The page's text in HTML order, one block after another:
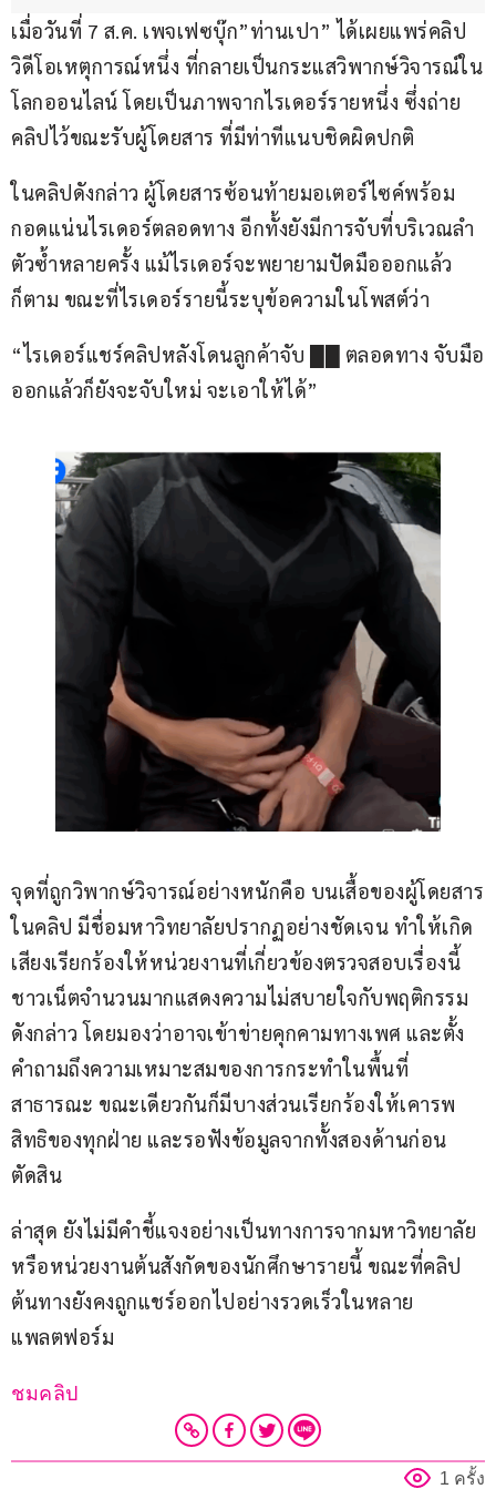
เมื่อวันที่ 7 ส.ค. เพจเฟซบุ๊ก”ท่านเปา” ได้เผยแพร่คลิป
วิดีโอเหตุการณ์หนึ่ง ที่กลายเป็นกระแสวิพากษ์วิจารณ์ใน
โลกออนไลน์ โดยเป็นภาพจากไรเดอร์รายหนึ่ง ซึ่งถ่าย
คลิปไว้ขณะรับผู้โดยสาร ที่มีท่าทีแนบชิดผิดปกติ
ในคลิปดังกล่าว ผู้โดยสารซ้อนท้ายมอเตอร์ไซค์พร้อม
กอดแน่นไรเดอร์ตลอดทาง อีกทั้งยังมีการจับที่บริเวณลำ
ตัวซ้ำหลายครั้ง แม้ไรเดอร์จะพยายามปัดมือออกแล้ว
ก็ตาม ขณะที่ไรเดอร์รายนี้ระบุข้อความในโพสต์ว่า
“ไรเดอร์แชร์คลิปหลังโดนลูกค้าจับ ██ ตลอดทาง จับมือ
ออกแล้วก็ยังจะจับใหม่ จะเอาให้ได้”
จุดที่ถูกวิพากษ์วิจารณ์อย่างหนักคือ บนเสื้อของผู้โดยสาร
ในคลิป มีชื่อมหาวิทยาลัยปรากฏอย่างชัดเจน ทำให้เกิด
เสียงเรียกร้องให้หน่วยงานที่เกี่ยวข้องตรวจสอบเรื่องนี้
ชาวเน็ตจำนวนมากแสดงความไม่สบายใจกับพฤติกรรม
ดังกล่าว โดยมองว่าอาจเข้าข่ายคุกคามทางเพศ และตั้ง
คำถามถึงความเหมาะสมของการกระทำในพื้นที่
สาธารณะ ขณะเดียวกันก็มีบางส่วนเรียกร้องให้เคารพ
สิทธิของทุกฝ่าย และรอฟังข้อมูลจากทั้งสองด้านก่อน
ตัดสิน
ล่าสุด ยังไม่มีคำชี้แจงอย่างเป็นทางการจากมหาวิทยาลัย
หรือหน่วยงานต้นสังกัดของนักศึกษารายนี้ ขณะที่คลิป
ต้นทางยังคงถูกแชร์ออกไปอย่างรวดเร็วในหลาย
แพลตฟอร์ม
ชมคลิป
1 ครั้ง